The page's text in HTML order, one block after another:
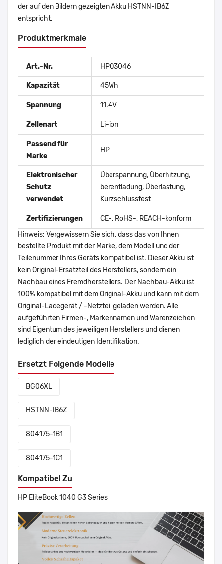
der auf den Bildern gezeigten Akku HSTNN-IB6Z
entspricht.
Produktmerkmale
Art.-Nr. HPQ3046
Kapazität 45Wh
Spannung 11.4V
Zellenart Li-ion
Passend für
Marke
HP
Elektronischer
Schutz
verwendet
Überspannung, Überhitzung,
berentladung, Überlastung,
Kurzschlussfest
Zertifizierungen
CE-, RoHS-, REACH-konform
Hinweis: Vergewissern Sie sich, dass das von Ihnen
bestellte Produkt mit der Marke, dem Modell und der
Teilenummer Ihres Geräts kompatibel ist. Dieser Akku ist
kein Original-Ersatzteil des Herstellers, sondern ein
Nachbau eines Fremdherstellers. Der Nachbau-Akku ist
100% kompatibel mit dem Original-Akku und kann mit dem
Original-Ladegerät / -Netzteil geladen werden. Alle
aufgeführten Firmen-, Markennamen und Warenzeichen
sind Eigentum des jeweiligen Herstellers und dienen
lediglich der eindeutigen Identifikation.
Ersetzt Folgende Modelle
BG06XL
HSTNN-IB6Z
804175-1B1
804175-1C1
Kompatibel Zu
HP EliteBook 1040 G3 Series